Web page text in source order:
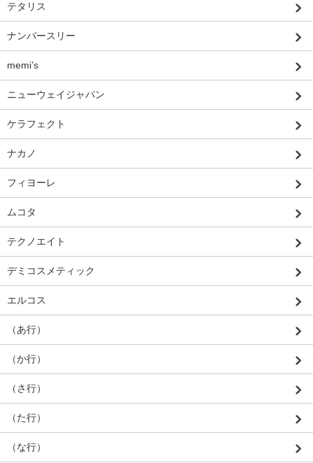
テタリス
ナンバースリー
memi’s
ニューウェイジャパン
ケラフェクト
ナカノ
フィヨーレ
ムコタ
テクノエイト
デミコスメティック
エルコス
（あ行）
（か行）
（さ行）
（た行）
（な行）